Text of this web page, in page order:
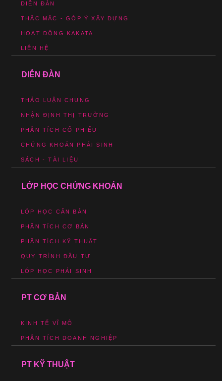
DIỄN ĐÀN
THẮC MẮC - GÓP Ý XÂY DỰNG
HOẠT ĐỘNG KAKATA
LIÊN HỆ
DIỄN ĐÀN
THẢO LUẬN CHUNG
NHẬN ĐỊNH THỊ TRƯỜNG
PHÂN TÍCH CỔ PHIẾU
CHỨNG KHOÁN PHÁI SINH
SÁCH - TÀI LIỆU
LỚP HỌC CHỨNG KHOÁN
LỚP HỌC CĂN BẢN
PHÂN TÍCH CƠ BẢN
PHÂN TÍCH KỸ THUẬT
QUY TRÌNH ĐẦU TƯ
LỚP HỌC PHÁI SINH
PT CƠ BẢN
KINH TẾ VĨ MÔ
PHÂN TÍCH DOANH NGHIỆP
PT KỸ THUẬT